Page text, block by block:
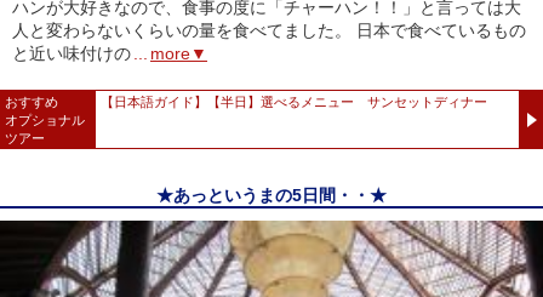
ハンが大好きなので、食事の度に「チャーハン！！」と言っては大
人と変わらないくらいの量を食べてました。 日本で食べているもの
と近い味付けの... more▼
おすすめ
オプショナル
ツアー
【日本語ガイド】【半日】選べるメニュー サンセットディナー
★あっというまの5日間・・★